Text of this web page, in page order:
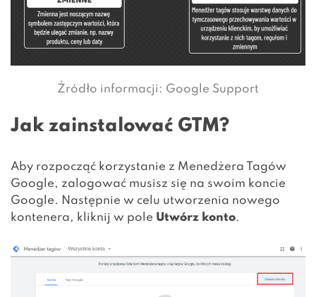
Źródło informacji: Google Support
Jak zainstalować GTM?
Aby rozpocząć korzystanie z Menedżera Tagów
Google, zalogować musisz się na swoim koncie
Google. Następnie w celu utworzenia nowego
kontenera, kliknij w pole Utwórz konto.